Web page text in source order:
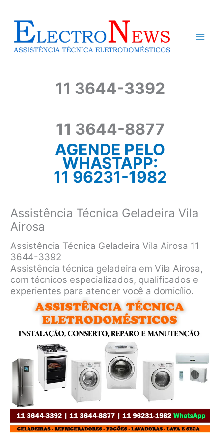
conteúdo
11 3644-3392
11 3644-8877
AGENDE PELO
WHASTAPP:
11 96231-1982
Assistência Técnica Geladeira Vila
Airosa
Assistência Técnica Geladeira Vila Airosa 11
3644-3392
Assistência técnica geladeira em Vila Airosa,
com técnicos especializados, qualificados e
experientes para atender você a domicílio.